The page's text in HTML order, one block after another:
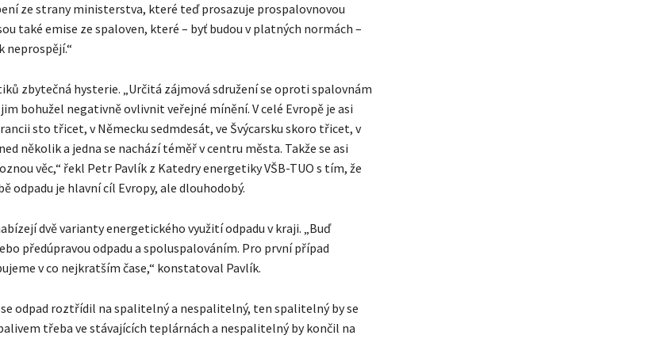
ze strany ministerstva, které teď prosazuje prospalovnovou
také emise ze spaloven, které – byť budou v platných normách –
neprospějí.“
zbytečná hysterie. „Určitá zájmová sdružení se oproti spalovnám
bohužel negativně ovlivnit veřejné mínění. V celé Evropě je asi
sto třicet, v Německu sedmdesát, ve Švýcarsku skoro třicet, v
několik a jedna se nachází téměř v centru města. Takže se asi
věc,“ řekl Petr Pavlík z Katedry energetiky VŠB-TUO s tím, že
odpadu je hlavní cíl Evropy, ale dlouhodobý.
dvě varianty energetického využití odpadu v kraji. „Buď
předúpravou odpadu a spoluspalováním. Pro první případ
v co nejkratším čase,“ konstatoval Pavlík.
se odpad roztřídil na spalitelný a nespalitelný, ten spalitelný by se
třeba ve stávajících teplárnách a nespalitelný by končil na